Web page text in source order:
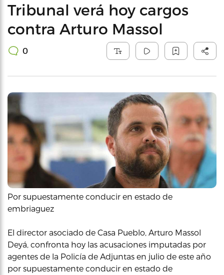
Tribunal verá hoy cargos
contra Arturo Massol
0
Por supuestamente conducir en estado de
embriaguez
El director asociado de Casa Pueblo, Arturo Massol
Deyá, confronta hoy las acusaciones imputadas por
agentes de la Policía de Adjuntas en julio de este año
por supuestamente conducir en estado de